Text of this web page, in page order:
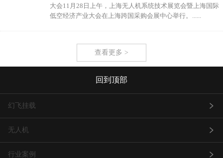
大会11月28日上午，上海无人机系统技术展览会暨上海国际
低空经济产业大会在上海跨国采购会展中心举行。......
查看更多 >
回到顶部
幻飞挂载
无人机
行业案例